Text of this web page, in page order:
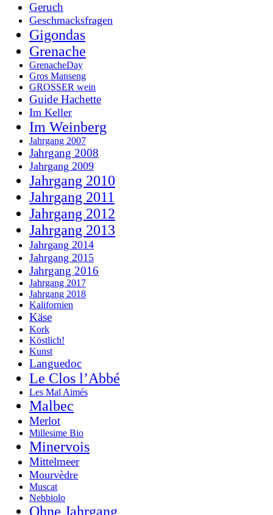
Geruch
Geschmacksfragen
Gigondas
Grenache
GrenacheDay
Gros Manseng
GROSSER wein
Guide Hachette
Im Keller
Im Weinberg
Jahrgang 2007
Jahrgang 2008
Jahrgang 2009
Jahrgang 2010
Jahrgang 2011
Jahrgang 2012
Jahrgang 2013
Jahrgang 2014
Jahrgang 2015
Jahrgang 2016
Jahrgang 2017
Jahrgang 2018
Kalifornien
Käse
Kork
Köstlich!
Kunst
Languedoc
Le Clos l’Abbé
Les Mal Aimés
Malbec
Merlot
Millesime Bio
Minervois
Mittelmeer
Mourvèdre
Muscat
Nebbiolo
Ohne Jahrgang